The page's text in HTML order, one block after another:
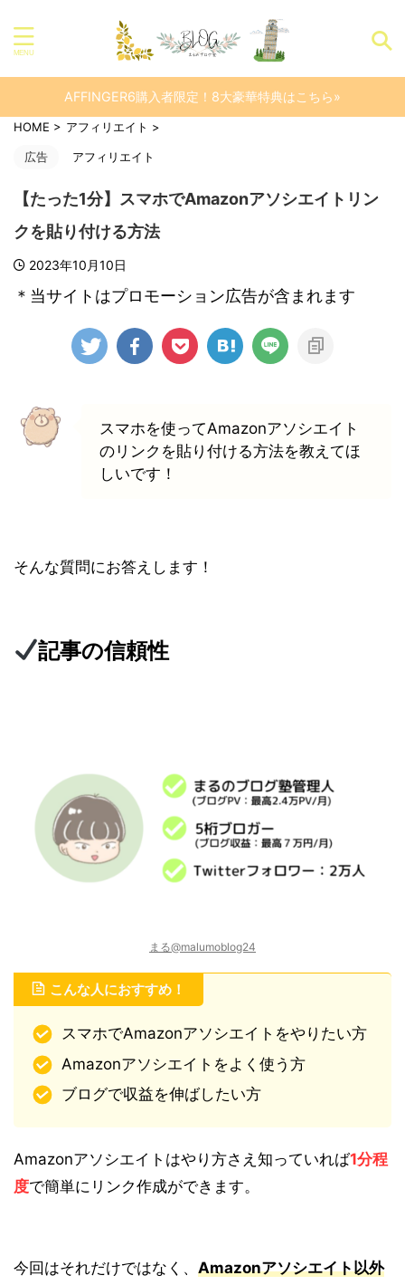
AFFINGER6購入者限定！8大豪華特典はこちら»
HOME > アフィリエイト >
広告 アフィリエイト
【たった1分】スマホでAmazonアソシエイトリン
クを貼り付ける方法
2023年10月10日
＊当サイトはプロモーション広告が含まれます
スマホを使ってAmazonアソシエイト
のリンクを貼り付ける方法を教えてほ
しいです！
そんな質問にお答えします！
記事の信頼性
まる@malumoblog24
こんな人におすすめ！
スマホでAmazonアソシエイトをやりたい方
Amazonアソシエイトをよく使う方
ブログで収益を伸ばしたい方
Amazonアソシエイトはやり方さえ知っていれば1分程
度で簡単にリンク作成ができます。
今回はそれだけではなく、 Amazonアソシエイト以外